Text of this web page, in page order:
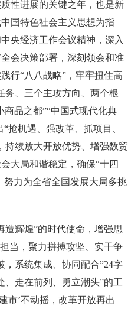
性进展的关键之年，也是新
国特色社会主义思想为指
央经济工作会议精神，深入
会决策部署，深刻领会和准
行“八八战略”，牢牢扭住高
务、三个主攻方向、两个根
商品之都”“中国式现代化典
抢机遇、强改革、抓项目、
持续放大开放优势、增强数贸
大局和谐稳定，确保“十四
努力为全省全国发展大局多挑
辉煌”的时代使命，增强思
当，聚力拼搏攻坚、实干争
系统集成、协同配合”24字
走在前列、勇立潮头”的工
市’不动摇，改革开放再出